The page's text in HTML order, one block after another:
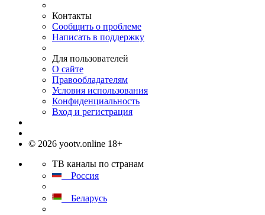
Контакты
Сообщить о проблеме
Написать в поддержку
Для пользователей
О сайте
Правообладателям
Условия использования
Конфиденциальность
Вход и регистрация
© 2026 yootv.online 18+
ТВ каналы по странам
Россия
Беларусь